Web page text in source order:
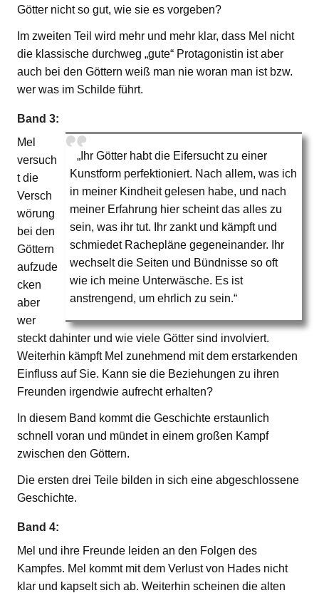
Götter nicht so gut, wie sie es vorgeben?
Im zweiten Teil wird mehr und mehr klar, dass Mel nicht
die klassische durchweg „gute“ Protagonistin ist aber
auch bei den Göttern weiß man nie woran man ist bzw.
wer was im Schilde führt.
Band 3:
„Ihr Götter habt die Eifersucht zu einer
Kunstform perfektioniert. Nach allem, was ich
in meiner Kindheit gelesen habe, und nach
meiner Erfahrung hier scheint das alles zu
sein, was ihr tut. Ihr zankt und kämpft und
schmiedet Rachepläne gegeneinander. Ihr
wechselt die Seiten und Bündnisse so oft
wie ich meine Unterwäsche. Es ist
anstrengend, um ehrlich zu sein.“
Mel
versuch
t die
Versch
wörung
bei den
Göttern
aufzude
cken
aber
wer
steckt dahinter und wie viele Götter sind involviert.
Weiterhin kämpft Mel zunehmend mit dem erstarkenden
Einfluss auf Sie. Kann sie die Beziehungen zu ihren
Freunden irgendwie aufrecht erhalten?
In diesem Band kommt die Geschichte erstaunlich
schnell voran und mündet in einem großen Kampf
zwischen den Göttern.
Die ersten drei Teile bilden in sich eine abgeschlossene
Geschichte.
Band 4:
Mel und ihre Freunde leiden an den Folgen des
Kampfes. Mel kommt mit dem Verlust von Hades nicht
klar und kapselt sich ab. Weiterhin scheinen die alten